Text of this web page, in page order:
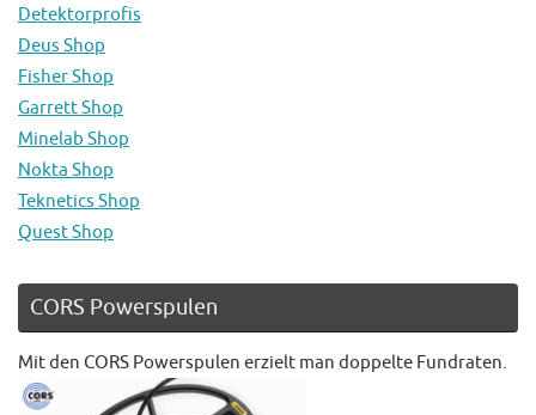
Detektorprofis
Deus Shop
Fisher Shop
Garrett Shop
Minelab Shop
Nokta Shop
Teknetics Shop
Quest Shop
CORS Powerspulen
Mit den CORS Powerspulen erzielt man doppelte Fundraten.